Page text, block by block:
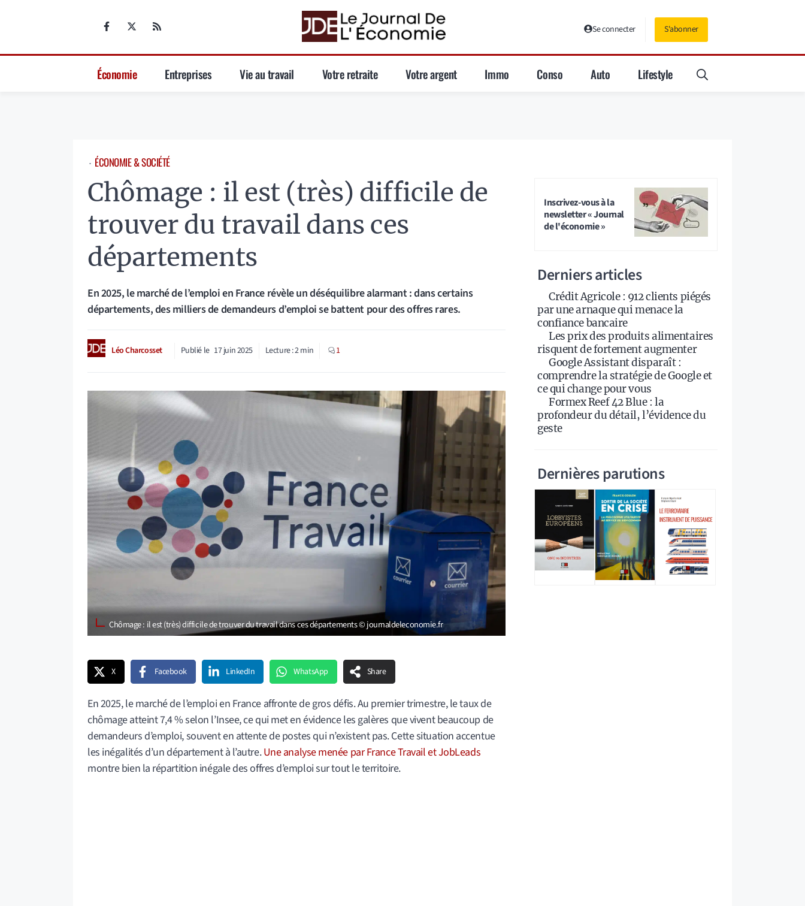
Se connecter S'abonner
Économie Entreprises Vie au travail Votre retraite Votre argent Immo Conso Auto Lifestyle
⋅ ÉCONOMIE & SOCIÉTÉ
Chômage : il est (très) difficile de
trouver du travail dans ces
départements
En 2025, le marché de l’emploi en France révèle un déséquilibre alarmant : dans certains
départements, des milliers de demandeurs d’emploi se battent pour des offres rares.
Léo Charcosset Publié le 17 juin 2025 Lecture :2min 1
Chômage : il est (très) difficile de trouver du travail dans ces départements © journaldeleconomie.fr
X Facebook LinkedIn WhatsApp Share
En 2025, le marché de l’emploi en France affronte de gros défis. Au premier trimestre, le taux de
chômage atteint 7,4 % selon l’Insee, ce qui met en évidence les galères que vivent beaucoup de
demandeurs d’emploi, souvent en attente de postes qui n’existent pas. Cette situation accentue
les inégalités d’un département à l’autre.Une analyse menée par France Travail et JobLeads
montre bien la répartition inégale des offres d’emploi sur tout le territoire.
Inscrivez-vous à la
newsletter « Journal
de l'économie »
Derniers articles
Crédit Agricole : 912 clients piégés
par une arnaque qui menace la
confiance bancaire
Les prix des produits alimentaires
risquent de fortement augmenter
Google Assistant disparaît :
comprendre la stratégie de Google et
ce qui change pour vous
Formex Reef 42 Blue : la
profondeur du détail, l’évidence du
geste
Dernières parutions